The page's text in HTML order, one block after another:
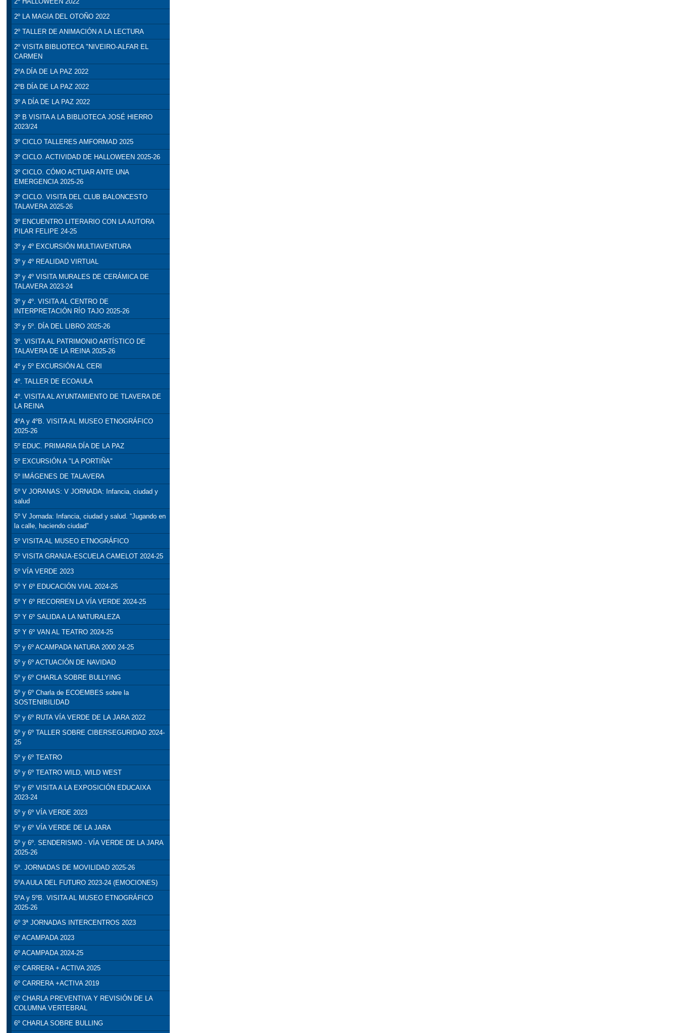
2º LA MAGIA DEL OTOÑO 2022
2º TALLER DE ANIMACIÓN A LA LECTURA
2º VISITA BIBLIOTECA "NIVEIRO-ALFAR EL
CARMEN
2ºA DÍA DE LA PAZ 2022
2ºB DÍA DE LA PAZ 2022
3º A DÍA DE LA PAZ 2022
3º B VISITA A LA BIBLIOTECA JOSÉ HIERRO
2023/24
3º CICLO TALLERES AMFORMAD 2025
3º CICLO. ACTIVIDAD DE HALLOWEEN 2025-26
3º CICLO. CÓMO ACTUAR ANTE UNA
EMERGENCIA 2025-26
3º CICLO. VISITA DEL CLUB BALONCESTO
TALAVERA 2025-26
3º ENCUENTRO LITERARIO CON LA AUTORA
PILAR FELIPE 24-25
3º y 4º EXCURSIÓN MULTIAVENTURA
3º y 4º REALIDAD VIRTUAL
3º y 4º VISITA MURALES DE CERÁMICA DE
TALAVERA 2023-24
3º y 4º. VISITA AL CENTRO DE
INTERPRETACIÓN RÍO TAJO 2025-26
3º y 5º. DÍA DEL LIBRO 2025-26
3º. VISITA AL PATRIMONIO ARTÍSTICO DE
TALAVERA DE LA REINA 2025-26
4º y 5º EXCURSIÓN AL CERI
4º. TALLER DE ECOAULA
4º. VISITA AL AYUNTAMIENTO DE TLAVERA DE
LA REINA
4ºA y 4ºB. VISITA AL MUSEO ETNOGRÁFICO
2025-26
5º EDUC. PRIMARIA DÍA DE LA PAZ
5º EXCURSIÓN A "LA PORTIÑA"
5º IMÁGENES DE TALAVERA
5º V JORANAS: V JORNADA: Infancia, ciudad y
salud
5º V Jornada: Infancia, ciudad y salud. “Jugando en
la calle, haciendo ciudad”
5º VISITA AL MUSEO ETNOGRÁFICO
5º VISITA GRANJA-ESCUELA CAMELOT 2024-25
5º VÍA VERDE 2023
5º Y 6º EDUCACIÓN VIAL 2024-25
5º Y 6º RECORREN LA VÍA VERDE 2024-25
5º Y 6º SALIDA A LA NATURALEZA
5º Y 6º VAN AL TEATRO 2024-25
5º y 6º ACAMPADA NATURA 2000 24-25
5º y 6º ACTUACIÓN DE NAVIDAD
5º y 6º CHARLA SOBRE BULLYING
5º y 6º Charla de ECOEMBES sobre la
SOSTENIBILIDAD
5º y 6º RUTA VÍA VERDE DE LA JARA 2022
5º y 6º TALLER SOBRE CIBERSEGURIDAD 2024-
25
5º y 6º TEATRO
5º y 6º TEATRO WILD, WILD WEST
5º y 6º VISITA A LA EXPOSICIÓN EDUCAIXA
2023-24
5º y 6º VÍA VERDE 2023
5º y 6º VÍA VERDE DE LA JARA
5º y 6º. SENDERISMO - VÍA VERDE DE LA JARA
2025-26
5º. JORNADAS DE MOVILIDAD 2025-26
5ºA AULA DEL FUTURO 2023-24 (EMOCIONES)
5ºA y 5ºB. VISITA AL MUSEO ETNOGRÁFICO
2025-26
6º 3ª JORNADAS INTERCENTROS 2023
6º ACAMPADA 2023
6º ACAMPADA 2024-25
6º CARRERA + ACTIVA 2025
6º CARRERA +ACTIVA 2019
6º CHARLA PREVENTIVA Y REVISIÓN DE LA
COLUMNA VERTEBRAL
6º CHARLA SOBRE BULLING